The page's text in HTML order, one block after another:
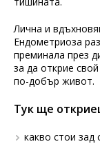
Лична и
Ендометриоза
преминала през
за да открие
по-добър живот.
Тук ще
какво стои зад